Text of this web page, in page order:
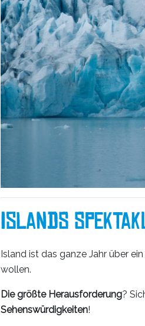
Islands
Island ist das ganze Jahr über ein
wollen.
Die größte Herausforderung?
Sehenswürdigkeiten!